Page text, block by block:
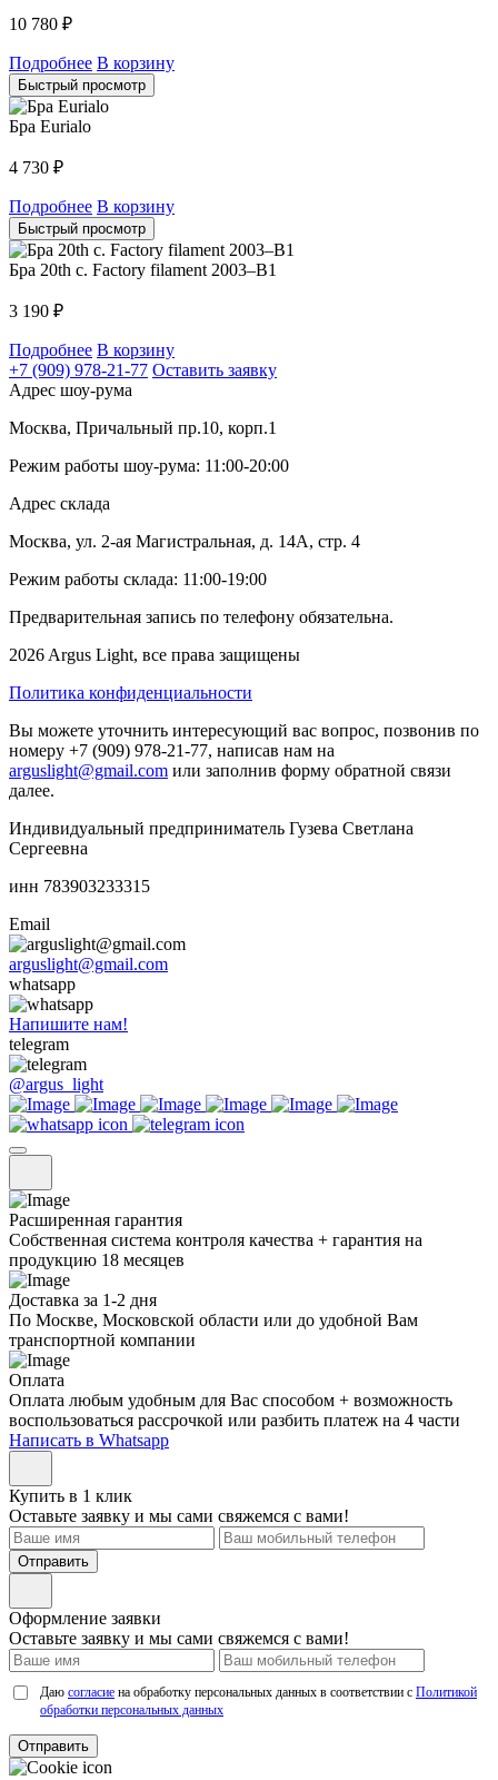
10 780 ₽
Подробнее В корзину
Быстрый просмотр
Бра Eurialo
4 730 ₽
Подробнее В корзину
Быстрый просмотр
Бра 20th c. Factory filament 2003–B1
3 190 ₽
Подробнее В корзину
+7 (909) 978-21-77 Оставить заявку
Адрес шоу-рума
Москва, Причальный пр.10, корп.1
Режим работы шоу-рума: 11:00-20:00
Адрес склада
Москва, ул. 2-ая Магистральная, д. 14А, стр. 4
Режим работы склада: 11:00-19:00
Предварительная запись по телефону обязательна.
2026 Argus Light, все права защищены
Политика конфиденциальности
Вы можете уточнить интересующий вас вопрос, позвонив по
номеру +7 (909) 978-21-77, написав нам на
arguslight@gmail.com или заполнив форму обратной связи
далее.
Индивидуальный предприниматель Гузева Светлана
Сергеевна
инн 783903233315
Email
arguslight@gmail.com
whatsapp
Напишите нам!
telegram
@argus_light
Расширенная гарантия
Собственная система контроля качества + гарантия на
продукцию 18 месяцев
Доставка за 1-2 дня
По Москве, Московской области или до удобной Вам
транспортной компании
Оплата
Оплата любым удобным для Вас способом + возможность
воспользоваться рассрочкой или разбить платеж на 4 части
Написать в Whatsapp
Купить в 1 клик
Оставьте заявку и мы сами свяжемся с вами!
Отправить
Оформление заявки
Оставьте заявку и мы сами свяжемся с вами!
Даю согласие на обработку персональных данных в соответствии с Политикой
обработки персональных данных
Отправить